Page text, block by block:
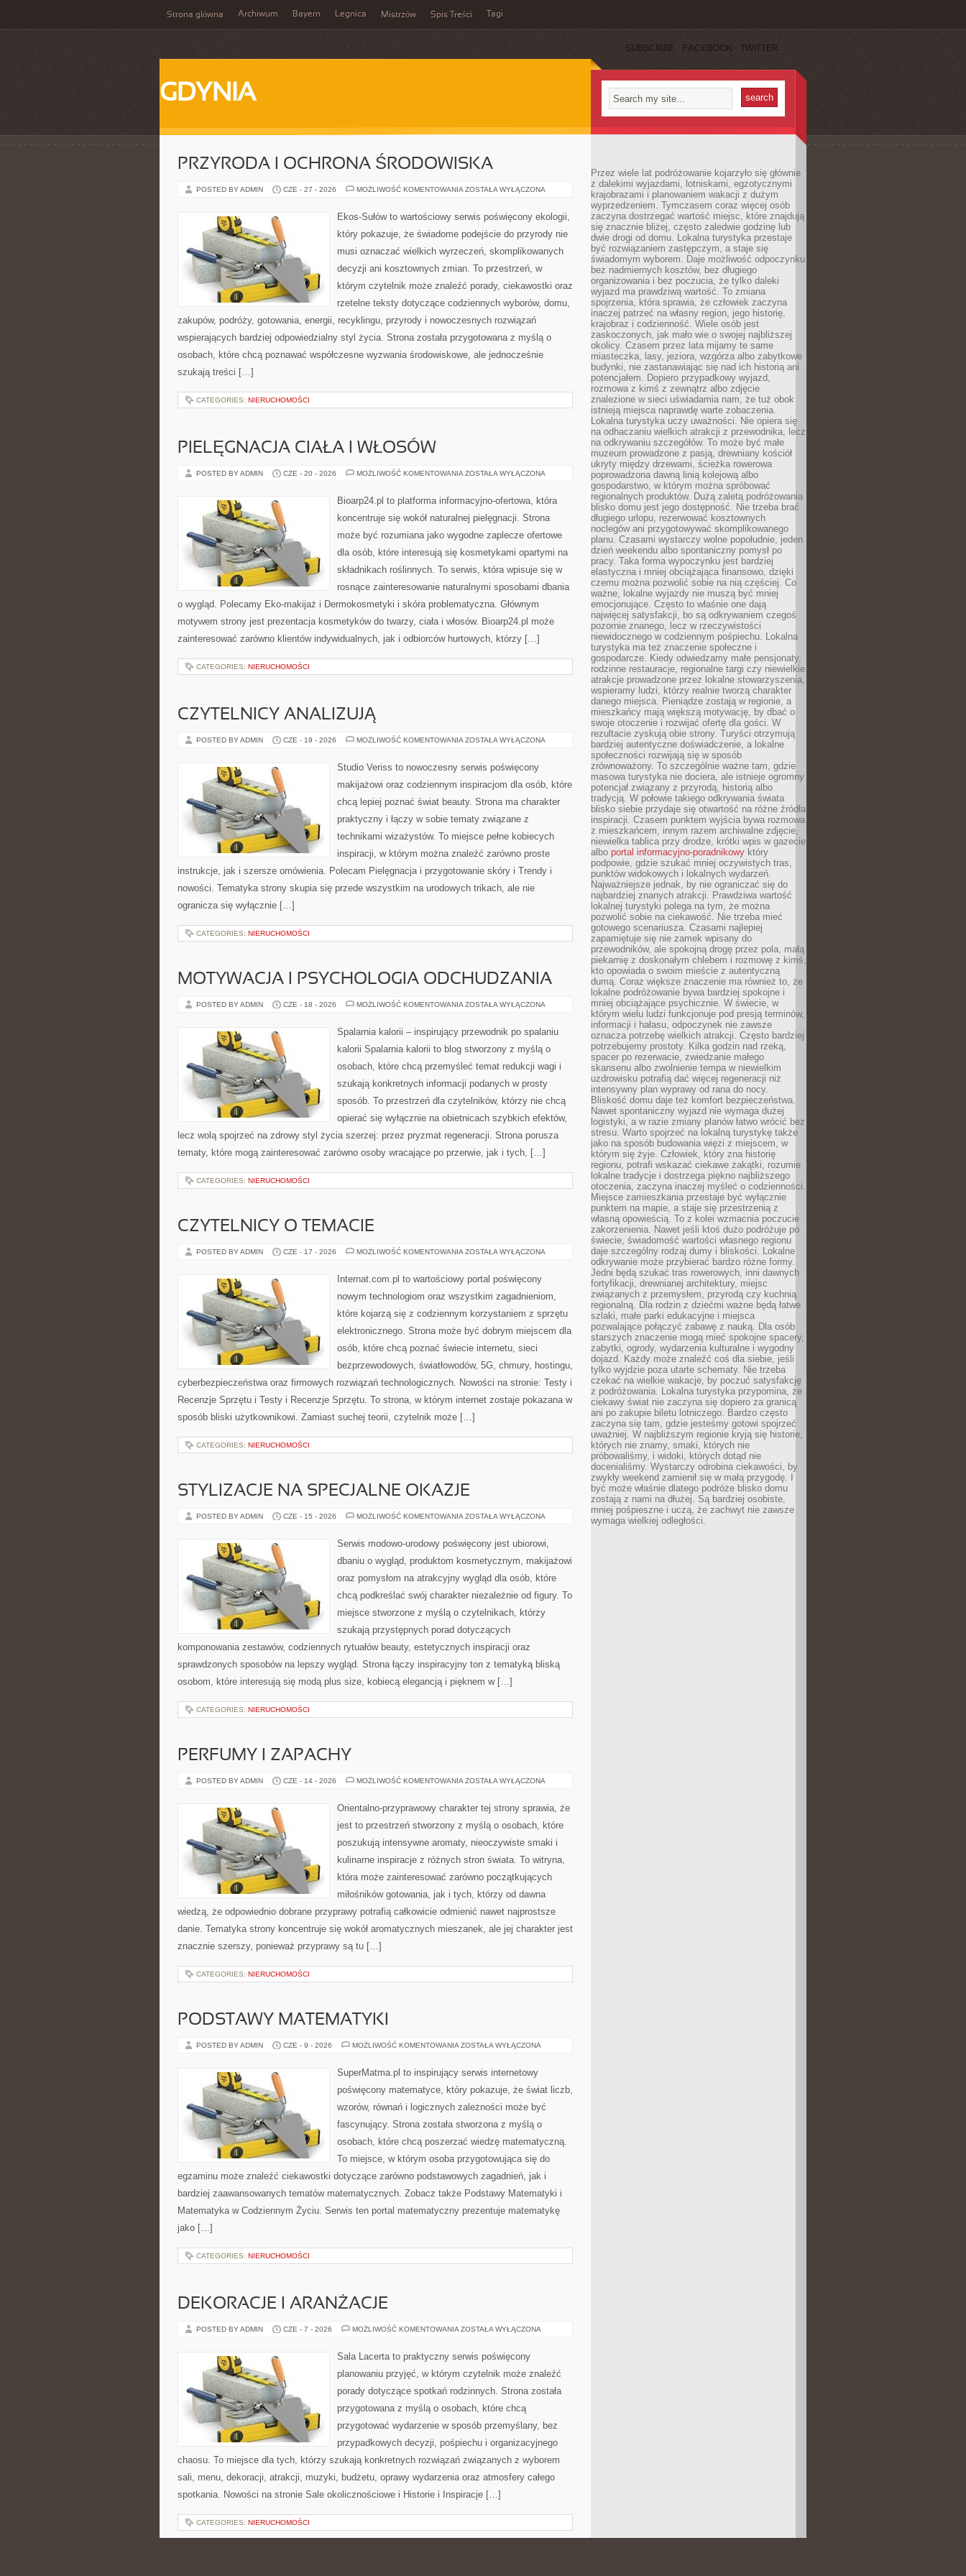
Strona główna Archiwum Bayern Legnica Mistrzów Spis Treści Tagi
SUBSCRIBE FACEBOOK TWITTER
GDYNIA
PRZYRODA I OCHRONA ŚRODOWISKA
POSTED BY ADMIN CZE - 27 - 2026 MOŻLIWOŚĆ KOMENTOWANIA PRZYRODA
ŚRODOWISKA
ZOSTAŁA WYŁĄCZONA
Ekos-Sułów to wartościowy serwis poświęcony ekologii,
który pokazuje, że świadome podejście do przyrody nie
musi oznaczać wielkich wyrzeczeń, skomplikowanych
decyzji ani kosztownych zmian. To przestrzeń, w
którym czytelnik może znaleźć porady, ciekawostki oraz
rzetelne teksty dotyczące codziennych wyborów, domu,
zakupów, podróży, gotowania, energii, recyklingu, przyrody i nowoczesnych rozwiązań
wspierających bardziej odpowiedzialny styl życia. Strona została przygotowana z myślą o
osobach, które chcą poznawać współczesne wyzwania środowiskowe, ale jednocześnie
szukają treści […]
CATEGORIES: NIERUCHOMOŚCI
PIELĘGNACJA CIAŁA I WŁOSÓW
POSTED BY ADMIN CZE - 20 - 2026 MOŻLIWOŚĆ KOMENTOWANIA PIELĘGNACJA
WŁOSÓW
ZOSTAŁA WYŁĄCZONA
Bioarp24.pl to platforma informacyjno-ofertowa, która
koncentruje się wokół naturalnej pielęgnacji. Strona
może być rozumiana jako wygodne zaplecze ofertowe
dla osób, które interesują się kosmetykami opartymi na
składnikach roślinnych. To serwis, która wpisuje się w
rosnące zainteresowanie naturalnymi sposobami dbania
o wygląd. Polecamy Eko-makijaż i Dermokosmetyki i skóra problematyczna. Głównym
motywem strony jest prezentacja kosmetyków do twarzy, ciała i włosów. Bioarp24.pl może
zainteresować zarówno klientów indywidualnych, jak i odbiorców hurtowych, którzy […]
CATEGORIES: NIERUCHOMOŚCI
CZYTELNICY ANALIZUJĄ
POSTED BY ADMIN CZE - 19 - 2026 MOŻLIWOŚĆ KOMENTOWANIA CZYTELNICY
ZOSTAŁA WYŁĄCZONA
Studio Veriss to nowoczesny serwis poświęcony
makijażowi oraz codziennym inspiracjom dla osób, które
chcą lepiej poznać świat beauty. Strona ma charakter
praktyczny i łączy w sobie tematy związane z
technikami wizażystów. To miejsce pełne kobiecych
inspiracji, w którym można znaleźć zarówno proste
instrukcje, jak i szersze omówienia. Polecam Pielęgnacja i przygotowanie skóry i Trendy i
nowości. Tematyka strony skupia się przede wszystkim na urodowych trikach, ale nie
ogranicza się wyłącznie […]
CATEGORIES: NIERUCHOMOŚCI
MOTYWACJA I PSYCHOLOGIA ODCHUDZANIA
POSTED BY ADMIN CZE - 18 - 2026 MOŻLIWOŚĆ KOMENTOWANIA MOTYWACJA
ODCHUDZANIA
ZOSTAŁA WYŁĄCZONA
Spalarnia kalorii – inspirujący przewodnik po spalaniu
kalorii Spalarnia kalorii to blog stworzony z myślą o
osobach, które chcą przemyśleć temat redukcji wagi i
szukają konkretnych informacji podanych w prosty
sposób. To przestrzeń dla czytelników, którzy nie chcą
opierać się wyłącznie na obietnicach szybkich efektów,
lecz wolą spojrzeć na zdrowy styl życia szerzej: przez pryzmat regeneracji. Strona porusza
tematy, które mogą zainteresować zarówno osoby wracające po przerwie, jak i tych, […]
CATEGORIES: NIERUCHOMOŚCI
CZYTELNICY O TEMACIE
POSTED BY ADMIN CZE - 17 - 2026 MOŻLIWOŚĆ KOMENTOWANIA CZYTELNICY
ZOSTAŁA WYŁĄCZONA
Internat.com.pl to wartościowy portal poświęcony
nowym technologiom oraz wszystkim zagadnieniom,
które kojarzą się z codziennym korzystaniem z sprzętu
elektronicznego. Strona może być dobrym miejscem dla
osób, które chcą poznać świecie internetu, sieci
bezprzewodowych, światłowodów, 5G, chmury, hostingu,
cyberbezpieczeństwa oraz firmowych rozwiązań technologicznych. Nowości na stronie: Testy i
Recenzje Sprzętu i Testy i Recenzje Sprzętu. To strona, w którym internet zostaje pokazana w
sposób bliski użytkownikowi. Zamiast suchej teorii, czytelnik może […]
CATEGORIES: NIERUCHOMOŚCI
STYLIZACJE NA SPECJALNE OKAZJE
POSTED BY ADMIN CZE - 15 - 2026 MOŻLIWOŚĆ KOMENTOWANIA STYLIZACJE
OKAZJE
ZOSTAŁA WYŁĄCZONA
Serwis modowo-urodowy poświęcony jest ubiorowi,
dbaniu o wygląd, produktom kosmetycznym, makijażowi
oraz pomysłom na atrakcyjny wygląd dla osób, które
chcą podkreślać swój charakter niezależnie od figury. To
miejsce stworzone z myślą o czytelnikach, którzy
szukają przystępnych porad dotyczących
komponowania zestawów, codziennych rytuałów beauty, estetycznych inspiracji oraz
sprawdzonych sposobów na lepszy wygląd. Strona łączy inspiracyjny ton z tematyką bliską
osobom, które interesują się modą plus size, kobiecą elegancją i pięknem w […]
CATEGORIES: NIERUCHOMOŚCI
PERFUMY I ZAPACHY
POSTED BY ADMIN CZE - 14 - 2026 MOŻLIWOŚĆ KOMENTOWANIA PERFUMY
ZOSTAŁA WYŁĄCZONA
Orientalno-przyprawowy charakter tej strony sprawia, że
jest to przestrzeń stworzony z myślą o osobach, które
poszukują intensywne aromaty, nieoczywiste smaki i
kulinarne inspiracje z różnych stron świata. To witryna,
która może zainteresować zarówno początkujących
miłośników gotowania, jak i tych, którzy od dawna
wiedzą, że odpowiednio dobrane przyprawy potrafią całkowicie odmienić nawet najprostsze
danie. Tematyka strony koncentruje się wokół aromatycznych mieszanek, ale jej charakter jest
znacznie szerszy, ponieważ przyprawy są tu […]
CATEGORIES: NIERUCHOMOŚCI
PODSTAWY MATEMATYKI
POSTED BY ADMIN CZE - 9 - 2026 MOŻLIWOŚĆ KOMENTOWANIA PODSTAWY
ZOSTAŁA WYŁĄCZONA
SuperMatma.pl to inspirujący serwis internetowy
poświęcony matematyce, który pokazuje, że świat liczb,
wzorów, równań i logicznych zależności może być
fascynujący. Strona została stworzona z myślą o
osobach, które chcą poszerzać wiedzę matematyczną.
To miejsce, w którym osoba przygotowująca się do
egzaminu może znaleźć ciekawostki dotyczące zarówno podstawowych zagadnień, jak i
bardziej zaawansowanych tematów matematycznych. Zobacz także Podstawy Matematyki i
Matematyka w Codziennym Życiu. Serwis ten portal matematyczny prezentuje matematykę
jako […]
CATEGORIES: NIERUCHOMOŚCI
DEKORACJE I ARANŻACJE
POSTED BY ADMIN CZE - 7 - 2026 MOŻLIWOŚĆ KOMENTOWANIA DEKORACJE
ZOSTAŁA WYŁĄCZONA
Sala Lacerta to praktyczny serwis poświęcony
planowaniu przyjęć, w którym czytelnik może znaleźć
porady dotyczące spotkań rodzinnych. Strona została
przygotowana z myślą o osobach, które chcą
przygotować wydarzenie w sposób przemyślany, bez
przypadkowych decyzji, pośpiechu i organizacyjnego
chaosu. To miejsce dla tych, którzy szukają konkretnych rozwiązań związanych z wyborem
sali, menu, dekoracji, atrakcji, muzyki, budżetu, oprawy wydarzenia oraz atmosfery całego
spotkania. Nowości na stronie Sale okolicznościowe i Historie i Inspiracje […]
CATEGORIES: NIERUCHOMOŚCI
Przez wiele lat podróżowanie kojarzyło się głównie
z dalekimi wyjazdami, lotniskami, egzotycznymi
krajobrazami i planowaniem wakacji z dużym
wyprzedzeniem. Tymczasem coraz więcej osób
zaczyna dostrzegać wartość miejsc, które znajdują
się znacznie bliżej, często zaledwie godzinę lub
dwie drogi od domu. Lokalna turystyka przestaje
być rozwiązaniem zastępczym, a staje się
świadomym wyborem. Daje możliwość odpoczynku
bez nadmiernych kosztów, bez długiego
organizowania i bez poczucia, że tylko daleki
wyjazd ma prawdziwą wartość. To zmiana
spojrzenia, która sprawia, że człowiek zaczyna
inaczej patrzeć na własny region, jego historię,
krajobraz i codzienność. Wiele osób jest
zaskoczonych, jak mało wie o swojej najbliższej
okolicy. Czasem przez lata mijamy te same
miasteczka, lasy, jeziora, wzgórza albo zabytkowe
budynki, nie zastanawiając się nad ich historią ani
potencjałem. Dopiero przypadkowy wyjazd,
rozmowa z kimś z zewnątrz albo zdjęcie
znalezione w sieci uświadamia nam, że tuż obok
istnieją miejsca naprawdę warte zobaczenia.
Lokalna turystyka uczy uważności. Nie opiera się
na odhaczaniu wielkich atrakcji z przewodnika, lecz
na odkrywaniu szczegółów. To może być małe
muzeum prowadzone z pasją, drewniany kościół
ukryty między drzewami, ścieżka rowerowa
poprowadzona dawną linią kolejową albo
gospodarstwo, w którym można spróbować
regionalnych produktów. Dużą zaletą podróżowania
blisko domu jest jego dostępność. Nie trzeba brać
długiego urlopu, rezerwować kosztownych
noclegów ani przygotowywać skomplikowanego
planu. Czasami wystarczy wolne popołudnie, jeden
dzień weekendu albo spontaniczny pomysł po
pracy. Taka forma wypoczynku jest bardziej
elastyczna i mniej obciążająca finansowo, dzięki
czemu można pozwolić sobie na nią częściej. Co
ważne, lokalne wyjazdy nie muszą być mniej
emocjonujące. Często to właśnie one dają
najwięcej satysfakcji, bo są odkrywaniem czegoś
pozornie znanego, lecz w rzeczywistości
niewidocznego w codziennym pośpiechu. Lokalna
turystyka ma też znaczenie społeczne i
gospodarcze. Kiedy odwiedzamy małe pensjonaty,
rodzinne restauracje, regionalne targi czy niewielkie
atrakcje prowadzone przez lokalne stowarzyszenia,
wspieramy ludzi, którzy realnie tworzą charakter
danego miejsca. Pieniądze zostają w regionie, a
mieszkańcy mają większą motywację, by dbać o
swoje otoczenie i rozwijać ofertę dla gości. W
rezultacie zyskują obie strony. Turyści otrzymują
bardziej autentyczne doświadczenie, a lokalne
społeczności rozwijają się w sposób
zrównoważony. To szczególnie ważne tam, gdzie
masowa turystyka nie dociera, ale istnieje ogromny
potencjał związany z przyrodą, historią albo
tradycją. W połowie takiego odkrywania świata
blisko siebie przydaje się otwartość na różne źródła
inspiracji. Czasem punktem wyjścia bywa rozmowa
z mieszkańcem, innym razem archiwalne zdjęcie,
niewielka tablica przy drodze, krótki wpis w gazecie
albo portal informacyjno-poradnikowy który
podpowie, gdzie szukać mniej oczywistych tras,
punktów widokowych i lokalnych wydarzeń.
Najważniejsze jednak, by nie ograniczać się do
najbardziej znanych atrakcji. Prawdziwa wartość
lokalnej turystyki polega na tym, że można
pozwolić sobie na ciekawość. Nie trzeba mieć
gotowego scenariusza. Czasami najlepiej
zapamiętuje się nie zamek wpisany do
przewodników, ale spokojną drogę przez pola, małą
piekarnię z doskonałym chlebem i rozmowę z kimś,
kto opowiada o swoim mieście z autentyczną
dumą. Coraz większe znaczenie ma również to, że
lokalne podróżowanie bywa bardziej spokojne i
mniej obciążające psychicznie. W świecie, w
którym wielu ludzi funkcjonuje pod presją terminów,
informacji i hałasu, odpoczynek nie zawsze
oznacza potrzebę wielkich atrakcji. Często bardziej
potrzebujemy prostoty. Kilka godzin nad rzeką,
spacer po rezerwacie, zwiedzanie małego
skansenu albo zwolnienie tempa w niewielkim
uzdrowisku potrafią dać więcej regeneracji niż
intensywny plan wyprawy od rana do nocy.
Bliskość domu daje też komfort bezpieczeństwa.
Nawet spontaniczny wyjazd nie wymaga dużej
logistyki, a w razie zmiany planów łatwo wrócić bez
stresu. Warto spojrzeć na lokalną turystykę także
jako na sposób budowania więzi z miejscem, w
którym się żyje. Człowiek, który zna historię
regionu, potrafi wskazać ciekawe zakątki, rozumie
lokalne tradycje i dostrzega piękno najbliższego
otoczenia, zaczyna inaczej myśleć o codzienności.
Miejsce zamieszkania przestaje być wyłącznie
punktem na mapie, a staje się przestrzenią z
własną opowieścią. To z kolei wzmacnia poczucie
zakorzenienia. Nawet jeśli ktoś dużo podróżuje po
świecie, świadomość wartości własnego regionu
daje szczególny rodzaj dumy i bliskości. Lokalne
odkrywanie może przybierać bardzo różne formy.
Jedni będą szukać tras rowerowych, inni dawnych
fortyfikacji, drewnianej architektury, miejsc
związanych z przemysłem, przyrodą czy kuchnią
regionalną. Dla rodzin z dziećmi ważne będą łatwe
szlaki, małe parki edukacyjne i miejsca
pozwalające połączyć zabawę z nauką. Dla osób
starszych znaczenie mogą mieć spokojne spacery,
zabytki, ogrody, wydarzenia kulturalne i wygodny
dojazd. Każdy może znaleźć coś dla siebie, jeśli
tylko wyjdzie poza utarte schematy. Nie trzeba
czekać na wielkie wakacje, by poczuć satysfakcję
z podróżowania. Lokalna turystyka przypomina, że
ciekawy świat nie zaczyna się dopiero za granicą
ani po zakupie biletu lotniczego. Bardzo często
zaczyna się tam, gdzie jesteśmy gotowi spojrzeć
uważniej. W najbliższym regionie kryją się historie,
których nie znamy, smaki, których nie
próbowaliśmy, i widoki, których dotąd nie
docenialiśmy. Wystarczy odrobina ciekawości, by
zwykły weekend zamienił się w małą przygodę. I
być może właśnie dlatego podróże blisko domu
zostają z nami na dłużej. Są bardziej osobiste,
mniej pośpieszne i uczą, że zachwyt nie zawsze
wymaga wielkiej odległości.